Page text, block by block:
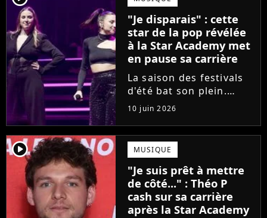
Campa de présenter
son univers à travers...
"Je disparais" : cette
star de la pop révélée
à la Star Academy met
en pause sa carrière
La saison des festivals
d'été bat son plein.
Avant sa venue à
Solidays ou aux
Francofolies, cette
chanteuse phare de la
pop francophone fait
une annonce de taille :
une fois sa tournée...
10 juin 2026
player2 MUSIQUE
"Je suis prêt à mettre
de côté..." : Théo P
cash sur sa carrière
après la Star Academy